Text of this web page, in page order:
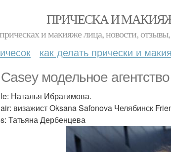
ПРИЧЕСКА И
и макияже лица, новости,
как делать прически и
модельное
Наталья Ибрагимова.
визажист Oksana Safonova Челябинск
Татьяна Дербенцева